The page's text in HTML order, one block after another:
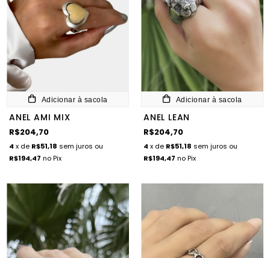
Adicionar à sacola
ANEL AMI MIX
R$204,70
4 x de R$51,18 sem juros ou
R$194,47 no Pix
Adicionar à sacola
ANEL LEAN
R$204,70
4 x de R$51,18 sem juros ou
R$194,47 no Pix